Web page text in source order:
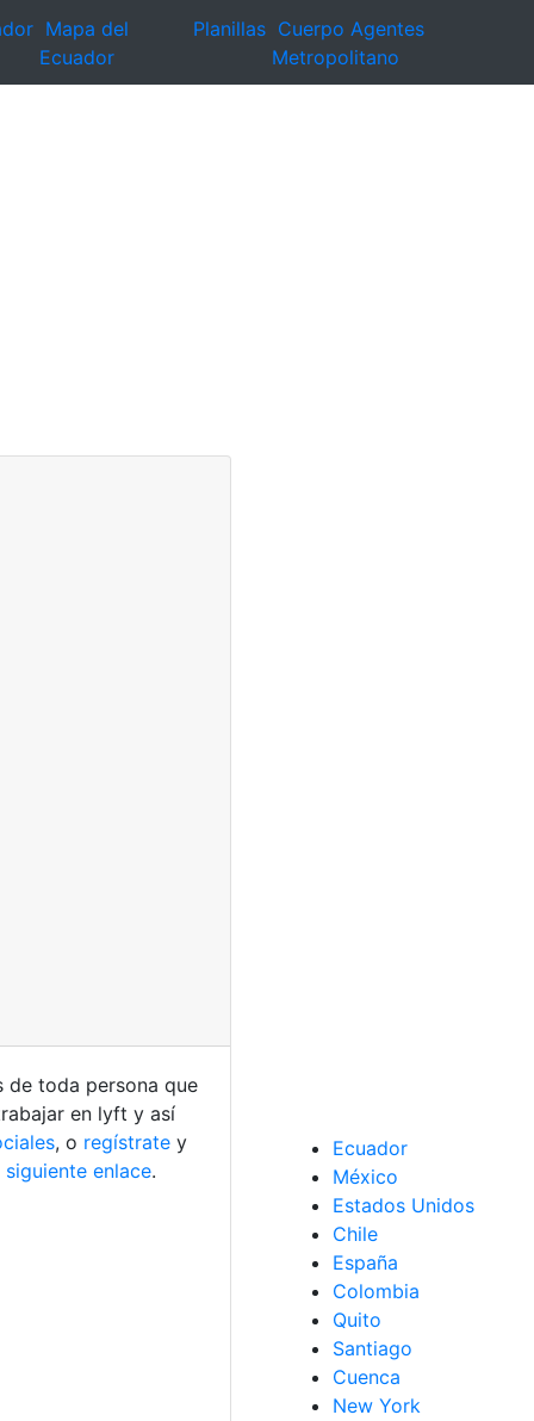
Mapa del
Ecuador
Planillas Cuerpo Agentes
Metropolitano
de toda persona que
en lyft y así
, o regístrate y
siguiente enlace.
Ecuador
México
Estados Unidos
Chile
España
Colombia
Quito
Santiago
Cuenca
New York